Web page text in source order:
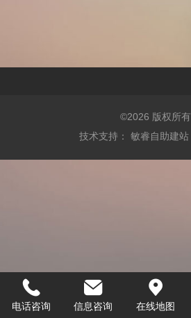
©2026 版权所有
技术支持： 敏睿自助建站
电话咨询 信息咨询 在线地图